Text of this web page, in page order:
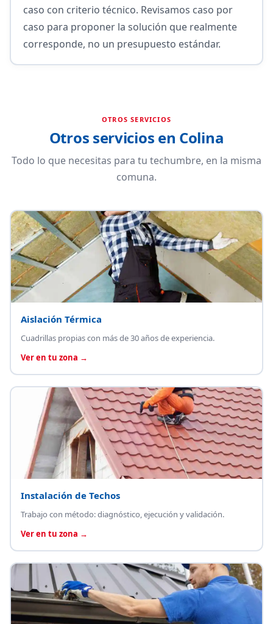
caso con criterio técnico. Revisamos caso por
caso para proponer la solución que realmente
corresponde, no un presupuesto estándar.
OTROS SERVICIOS
Otros servicios en Colina
Todo lo que necesitas para tu techumbre, en la misma
comuna.
Aislación Térmica
Cuadrillas propias con más de 30 años de experiencia.
Ver en tu zona →
Instalación de Techos
Trabajo con método: diagnóstico, ejecución y validación.
Ver en tu zona →